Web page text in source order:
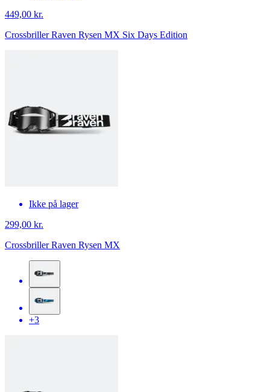
449,00 kr.
Crossbriller Raven Rysen MX Six Days Edition
Ikke på lager
299,00 kr.
Crossbriller Raven Rysen MX
+3